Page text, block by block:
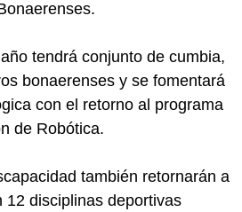
tendrá conjunto de cumbia,
bonaerenses y se fomentará
con el retorno al programa
de Robótica.
también retornarán a
12 disciplinas deportivas